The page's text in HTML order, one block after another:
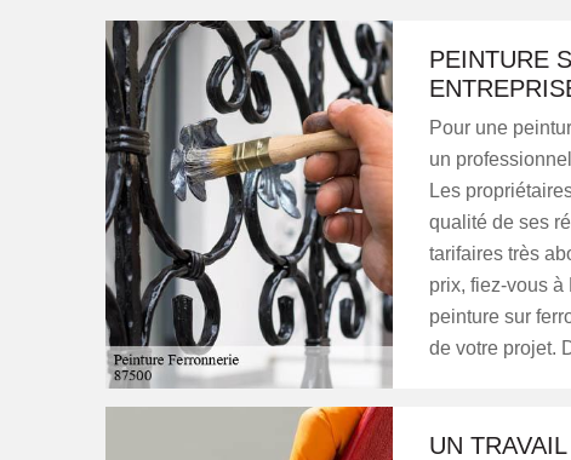
PEINTURE
Pour une
un
Les
qualité de ses
tarifaires très
prix, fiez-vous
peinture sur
de votre projet.
UN